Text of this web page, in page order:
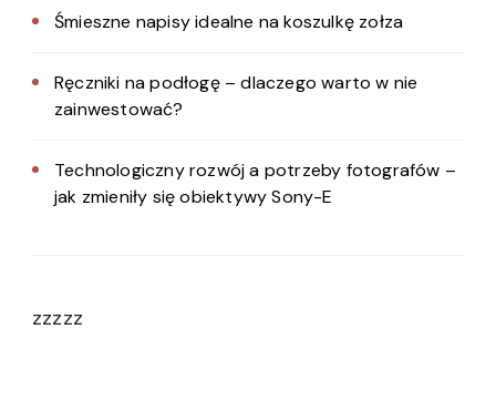
Śmieszne napisy idealne na koszulkę zołza
Ręczniki na podłogę – dlaczego warto w nie
zainwestować?
Technologiczny rozwój a potrzeby fotografów –
jak zmieniły się obiektywy Sony-E
zzzzz